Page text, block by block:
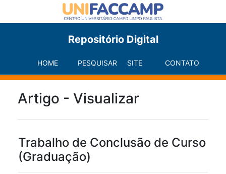
Repositório Digital
HOME PESQUISAR SITE CONTATO
Artigo - Visualizar
Trabalho de Conclusão de Curso
(Graduação)